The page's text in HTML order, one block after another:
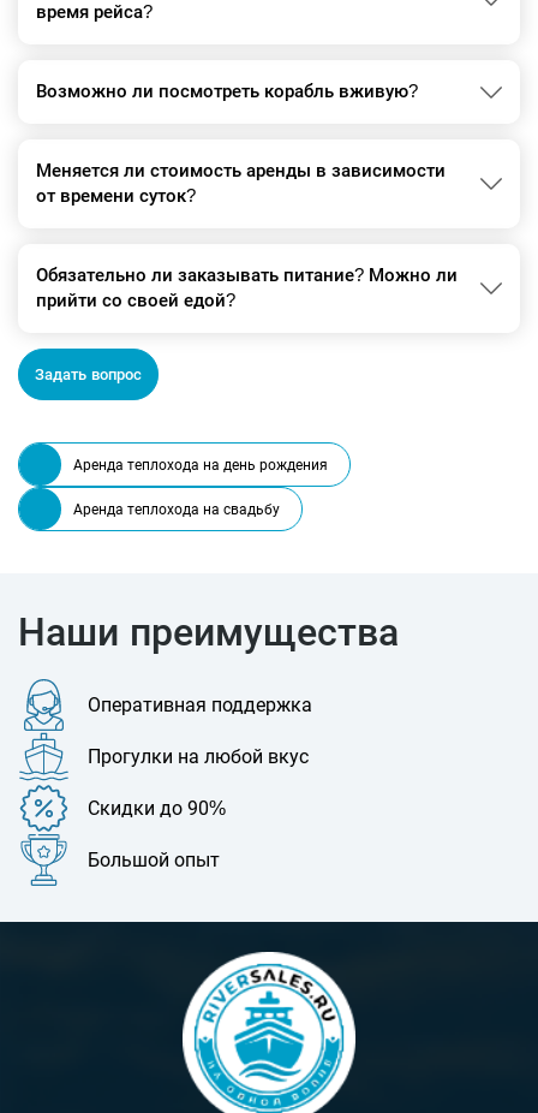
время рейса?
Возможно ли посмотреть корабль вживую?
Меняется ли стоимость аренды в зависимости
от времени суток?
Обязательно ли заказывать питание? Можно ли
прийти со своей едой?
Задать вопрос
Аренда теплохода на день рождения
Аренда теплохода на свадьбу
Наши преимущества
Оперативная поддержка
Прогулки на любой вкус
Скидки до 90%
Большой опыт